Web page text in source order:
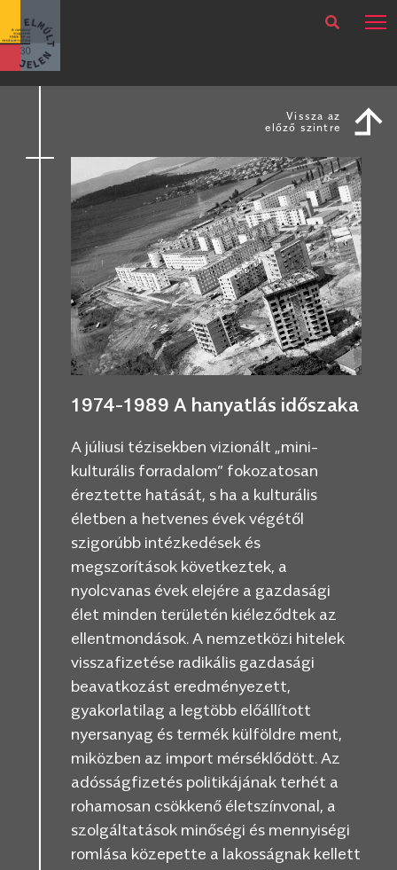
Vissza az
előző szintre
1974-1989 A hanyatlás időszaka
A júliusi tézisekben vizionált „mini-
kulturális forradalom” fokozatosan
éreztette hatását, s ha a kulturális
életben a hetvenes évek végétől
szigorúbb intézkedések és
megszorítások következtek, a
nyolcvanas évek elejére a gazdasági
élet minden területén kiéleződtek az
ellentmondások. A nemzetközi hitelek
visszafizetése radikális gazdasági
beavatkozást eredményezett,
gyakorlatilag a legtöbb előállított
nyersanyag és termék külföldre ment,
miközben az import mérséklődött. Az
adósságfizetés politikájának terhét a
rohamosan csökkenő életszínvonal, a
szolgáltatások minőségi és mennyiségi
romlása közepette a lakosságnak kellett